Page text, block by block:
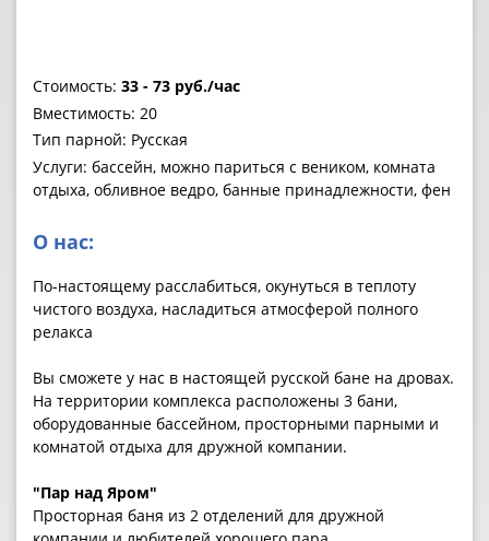
Стоимость: 33 - 73 руб./час
Вместимость: 20
Тип парной: Русская
Услуги: бассейн, можно париться с веником, комната
отдыха, обливное ведро, банные принадлежности, фен
О нас:
По-настоящему расслабиться, окунуться в теплоту
чистого воздуха, насладиться атмосферой полного
релакса
Вы сможете у нас в настоящей русской бане на дровах.
На территории комплекса расположены 3 бани,
оборудованные бассейном, просторными парными и
комнатой отдыха для дружной компании.
"Пар над Яром"
Просторная баня из 2 отделений для дружной